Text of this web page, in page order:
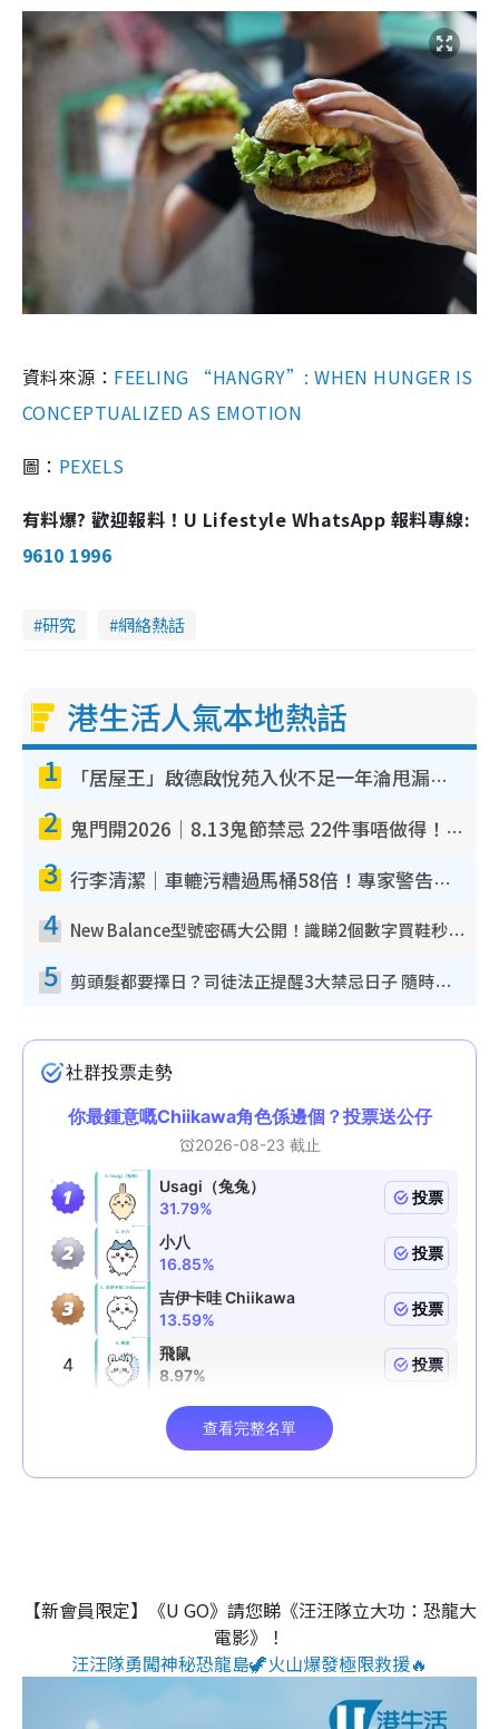
資料來源： FEELING “HANGRY”: WHEN HUNGER IS
CONCEPTUALIZED AS EMOTION
圖： PEXELS
有料爆? 歡迎報料！U Lifestyle WhatsApp 報料專線:
9610 1996
研究 網絡熱話
港生活人氣本地熱話
1 「居屋王」啟德啟悅苑入伙不足一年淪甩漏之王！插頭噴火花致大停電 多戶業主全屋家電報銷
2 鬼門開2026｜8.13鬼節禁忌 22件事唔做得！燒肉、刺身要少食？半夜勿吹口哨/打呢個電話
3 行李清潔｜車轆污糟過馬桶58倍！專家警告忌用酒精抹 教1招免污手除菌
4 New Balance型號密碼大公開！識睇2個數字買鞋秒知功能免中伏 附5大熱門鞋款
5 剪頭髮都要擇日？司徒法正提醒3大禁忌日子 隨時剪走財運！呢日剪髮恐「剪壽命」？
【新會員限定】《U GO》請您睇《汪汪隊立大功：恐龍大
電影》！
汪汪隊勇闖神秘恐龍島🦖火山爆發極限救援🔥